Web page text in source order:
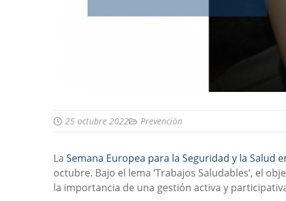
25 octubre 2022 Prevención
La Semana Europea para la Seguridad y la Salud
octubre. Bajo el lema ‘Trabajos Saludables’, el
la importancia de una gestión activa y